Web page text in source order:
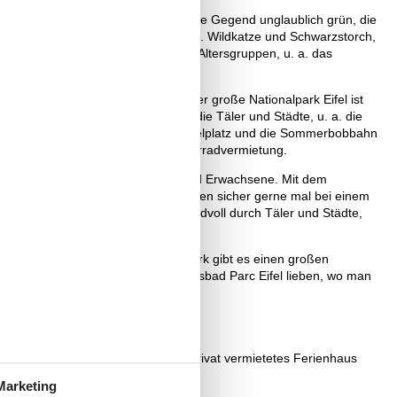
befürchten haben. Hingegen ist die Gegend unglaublich grün, die
Pflanzen- und Tierarten, z. B. Wildkatze und Schwarzstorch,
Kinder und Junggebliebene aller Altersgruppen, u. a. das
Nürburgring.
Vulkankratern zeugen. Der große Nationalpark Eifel ist
Flüsse schlängeln sich durch die Täler und Städte, u. a. die
befindet sich auch der Spielplatz und die Sommerbobbahn
Wellnessbereich und eine Fahrradvermietung.
Erlebnisangeboten für Kinder und Erwachsene. Mit dem
und alle mit Benzin im Blut würden sicher gerne mal bei einem
Flüsse schlängeln sich friedvoll durch Täler und Städte,
charakteristisch. Im Nationalpark gibt es einen großen
und einen Besuch im Erlebnisbad Parc Eifel lieben, wo man
ohne Weiteres ein passendes, privat vermietetes Ferienhaus